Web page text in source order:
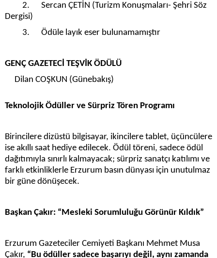
2. Sercan ÇETİN (Turizm Konuşmaları- Şehri Söz
Dergisi)
3. Ödüle layık eser bulunamamıştır
GENÇ GAZETECİ TEŞVİK ÖDÜLÜ
Dilan COŞKUN (Günebakış)
Teknolojik Ödüller ve Sürpriz Tören Programı
Birincilere dizüstü bilgisayar, ikincilere tablet, üçüncülere
ise akıllı saat hediye edilecek. Ödül töreni, sadece ödül
dağıtımıyla sınırlı kalmayacak; sürpriz sanatçı katılımı ve
farklı etkinliklerle Erzurum basın dünyası için unutulmaz
bir güne dönüşecek.
Başkan Çakır: “Mesleki Sorumluluğu Görünür Kıldık”
Erzurum Gazeteciler Cemiyeti Başkanı Mehmet Musa
Çakır, “Bu ödüller sadece başarıyı değil, aynı zamanda